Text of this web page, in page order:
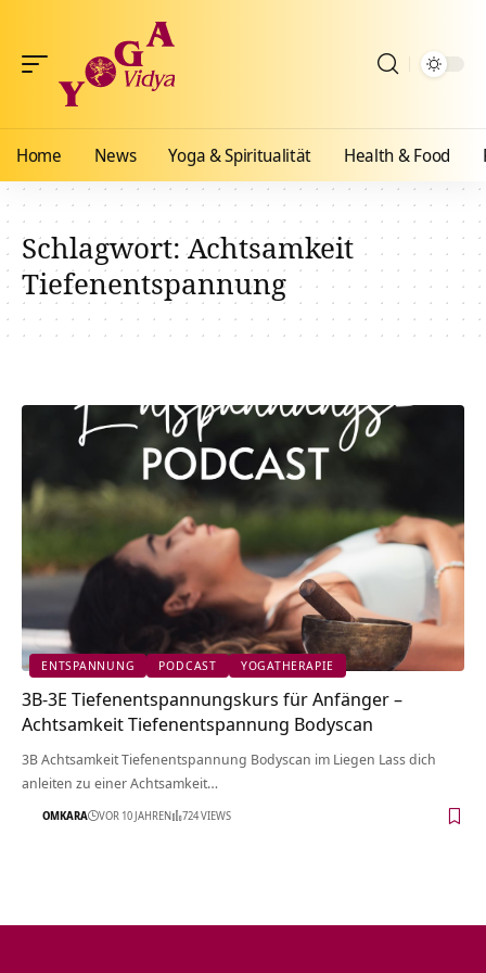
Home News Yoga & Spiritualität Health & Food
Schlagwort:Achtsamkeit
Tiefenentspannung
ENTSPANNUNG PODCAST YOGATHERAPIE
3B-3E Tiefenentspannungskurs für Anfänger –
Achtsamkeit Tiefenentspannung Bodyscan
3B Achtsamkeit Tiefenentspannung Bodyscan im Liegen Lass dich
anleiten zu einer Achtsamkeit…
OMKARA VOR 10 JAHREN 724 VIEWS